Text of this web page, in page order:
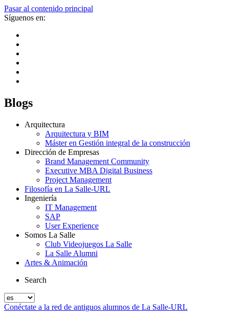
Pasar al contenido principal
Síguenos en:
Blogs
Arquitectura
Arquitectura y BIM
Máster en Gestión integral de la construcción
Dirección de Empresas
Brand Management Community
Executive MBA Digital Business
Project Management
Filosofía en La Salle-URL
Ingeniería
IT Management
SAP
User Experience
Somos La Salle
Club Videojuegos La Salle
La Salle Alumni
Artes & Animación
Search
Conéctate a la red de antiguos alumnos de La Salle-URL